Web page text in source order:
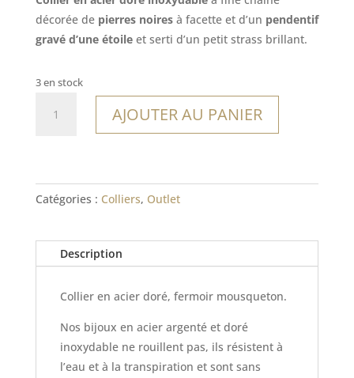
était :
21,00€.
est :
14,70€.
décorée de pierres noiresà facette et d’un pendentif
gravé d’une étoileet serti d’un petit strass brillant.
3 en stock
AJOUTER AU PANIER
Catégories : Colliers, Outlet
Description
Collier en acier doré, fermoir mousqueton.
Nos bijoux en acier argenté et doré
inoxydable ne rouillent pas, ils résistent à
l’eau et à la transpiration et sont sans